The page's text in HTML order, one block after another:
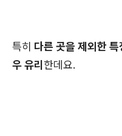
특히 다른 곳을 제외한
우 유리한데요.